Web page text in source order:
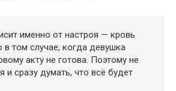
именно от настроя — кровь
в том случае, когда девушка
акту не готова. Поэтому не
и сразу думать, что всё будет